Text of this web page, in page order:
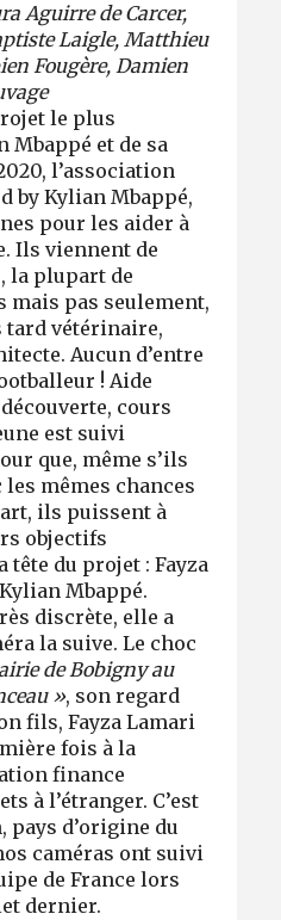
Aguirre de Carcer,
Laigle, Matthieu
Fougère, Damien
le plus
Mbappé et de sa
l’association
by Kylian Mbappé,
pour les aider à
Ils viennent de
la plupart de
pas seulement,
tard vétérinaire,
Aucun d’entre
! Aide
cours
est suivi
que, même s’ils
mêmes chances
ils puissent à
objectifs
du projet : Fayza
Mbappé.
discrète, elle a
la suive. Le choc
de Bobigny au
», son regard
fils, Fayza Lamari
fois à la
finance
à l’étranger. C’est
pays d’origine du
caméras ont suivi
de France lors
dernier.